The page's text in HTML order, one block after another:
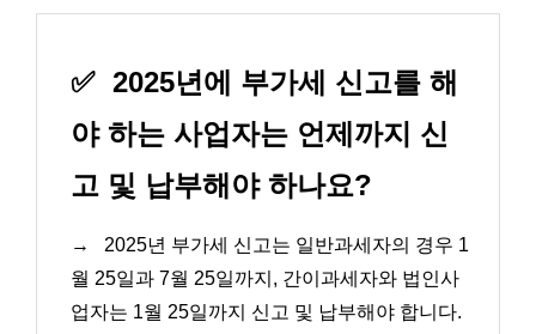
✅ 2025년에 부가세 신고를 해
야 하는 사업자는 언제까지 신
고 및 납부해야 하나요?
→
2025년 부가세 신고는 일반과세자의 경우 1
월 25일과 7월 25일까지, 간이과세자와 법인사
업자는 1월 25일까지 신고 및 납부해야 합니다.